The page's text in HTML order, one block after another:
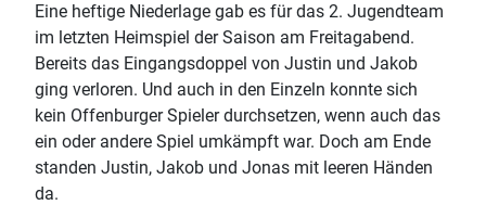
Eine heftige Niederlage gab es für das 2. Jugendteam
im letzten Heimspiel der Saison am Freitagabend.
Bereits das Eingangsdoppel von Justin und Jakob
ging verloren. Und auch in den Einzeln konnte sich
kein Offenburger Spieler durchsetzen, wenn auch das
ein oder andere Spiel umkämpft war. Doch am Ende
standen Justin, Jakob und Jonas mit leeren Händen
da.